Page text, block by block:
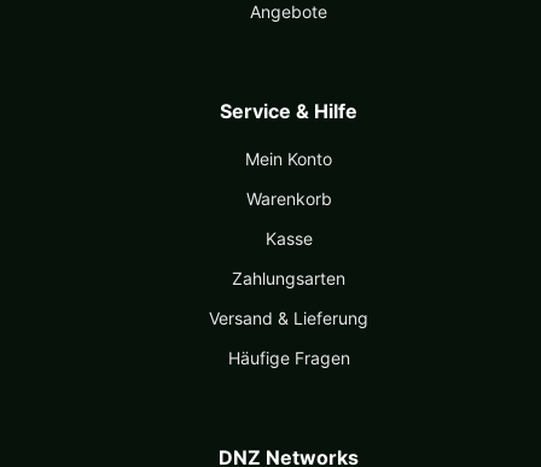
Angebote
Service & Hilfe
Mein Konto
Warenkorb
Kasse
Zahlungsarten
Versand & Lieferung
Häufige Fragen
DNZ Networks